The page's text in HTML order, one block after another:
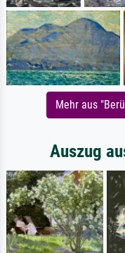
Mehr aus
Auszug